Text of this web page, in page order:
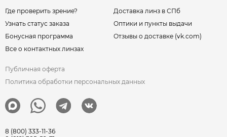
Где проверить зрение?
Узнать статус заказа
Бонусная программа
Все о контактных линзах
Доставка линз в СПб
Оптики и пункты выдачи
Отзывы о доставке (vk.com)
Публичная оферта
Политика обработки персональных данных
8 (800) 333-11-36